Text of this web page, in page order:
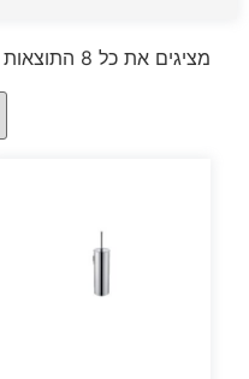
מציגים את כל ⁦8⁩ התוצאות